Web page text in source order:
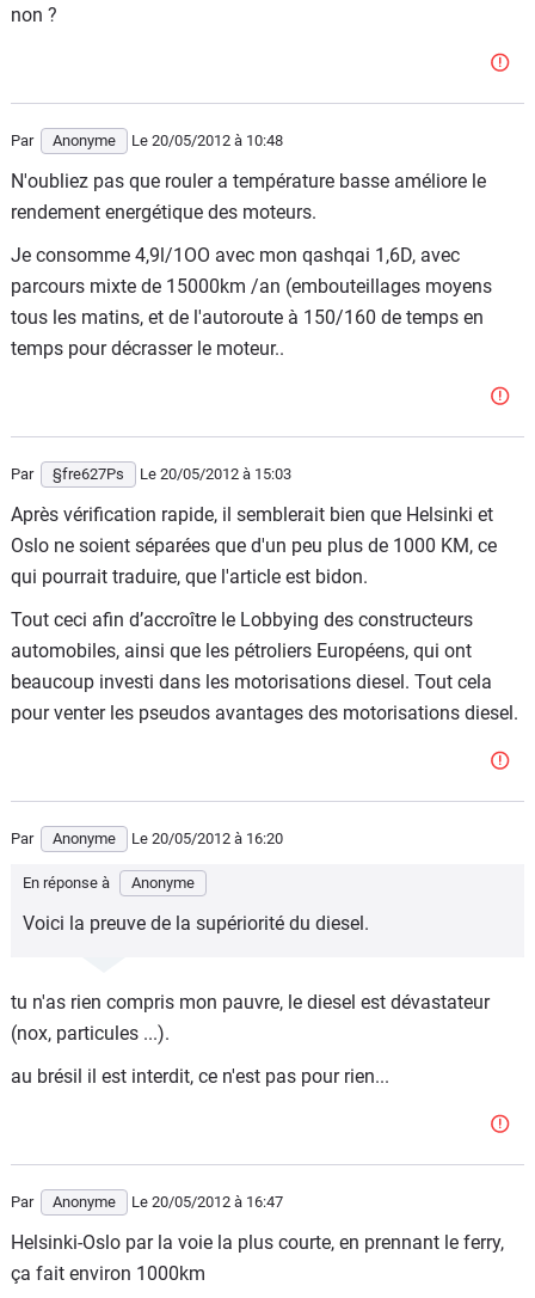
non ?
Par Anonyme Le 20/05/2012 à 10:48
N'oubliez pas que rouler a température basse améliore le
rendement energétique des moteurs.
Je consomme 4,9l/1OO avec mon qashqai 1,6D, avec
parcours mixte de 15000km /an (embouteillages moyens
tous les matins, et de l'autoroute à 150/160 de temps en
temps pour décrasser le moteur..
Par §fre627Ps Le 20/05/2012 à 15:03
Après vérification rapide, il semblerait bien que Helsinki et
Oslo ne soient séparées que d'un peu plus de 1000 KM, ce
qui pourrait traduire, que l'article est bidon.
Tout ceci afin d’accroître le Lobbying des constructeurs
automobiles, ainsi que les pétroliers Européens, qui ont
beaucoup investi dans les motorisations diesel. Tout cela
pour venter les pseudos avantages des motorisations diesel.
Par Anonyme Le 20/05/2012 à 16:20
En réponse à Anonyme
Voici la preuve de la supériorité du diesel.
tu n'as rien compris mon pauvre, le diesel est dévastateur
(nox, particules ...).
au brésil il est interdit, ce n'est pas pour rien...
Par Anonyme Le 20/05/2012 à 16:47
Helsinki-Oslo par la voie la plus courte, en prennant le ferry,
ça fait environ 1000km